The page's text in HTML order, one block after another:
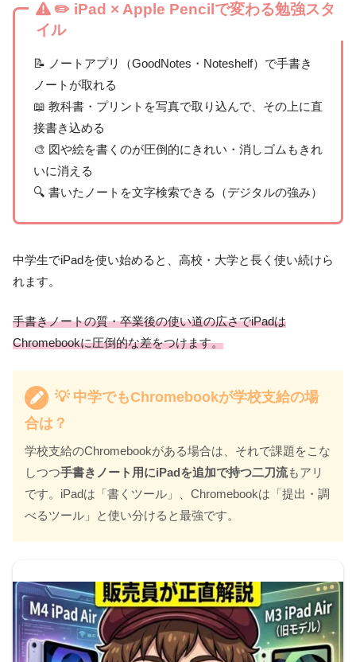
✏️ iPad × Apple Pencilで変わる勉強スタ
イル
📝 ノートアプリ（GoodNotes・Noteshelf）で手書き
ノートが取れる
📖 教科書・プリントを写真で取り込んで、その上に直
接書き込める
🎨 図や絵を書くのが圧倒的にきれい・消しゴムもきれ
いに消える
🔍 書いたノートを文字検索できる（デジタルの強み）
中学生でiPadを使い始めると、高校・大学と長く使い続けら
れます。
手書きノートの質・卒業後の使い道の広さでiPadは
Chromebookに圧倒的な差をつけます。
💡 中学でもChromebookが学校支給の場
合は？
学校支給のChromebookがある場合は、それで課題をこな
しつつ手書きノート用にiPadを追加で持つ二刀流もアリ
です。iPadは「書くツール」、Chromebookは「提出・調
べるツール」と使い分けると最強です。